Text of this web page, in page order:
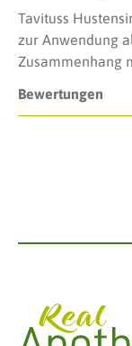
Tavituss
zur Anwendung
Zusammenhang
Bewertungen